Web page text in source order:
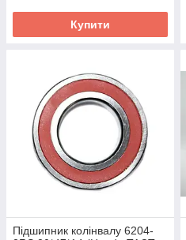
Купити
Підшипник колінвалу 6204-